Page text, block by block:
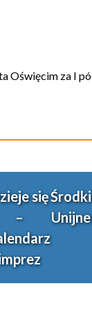
Oświęcim za I
się
–
Środki
Unijne